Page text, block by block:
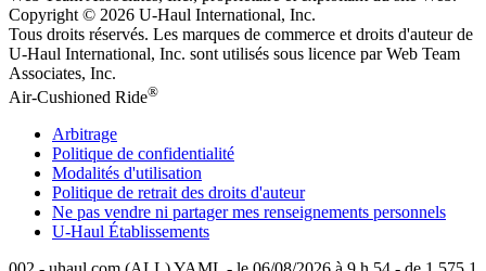
Copyright © 2026 U-Haul International, Inc.
Tous droits réservés. Les marques de commerce et droits d'auteur de
U-Haul International, Inc. sont utilisés sous licence par Web Team
Associates, Inc.
Air-Cushioned Ride®
Arbitrage
Politique de confidentialité
Modalités d'utilisation
Politique de retrait des droits d'auteur
Ne pas vendre ni partager mes renseignements personnels
U-Haul Établissements